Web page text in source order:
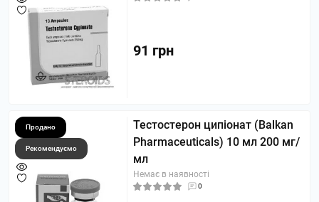
91 грн
Продано
Рекомендуємо
Тестостерон ципіонат (Balkan
Pharmaceuticals) 10 мл 200 мг/
мл
Немає в наявності
0